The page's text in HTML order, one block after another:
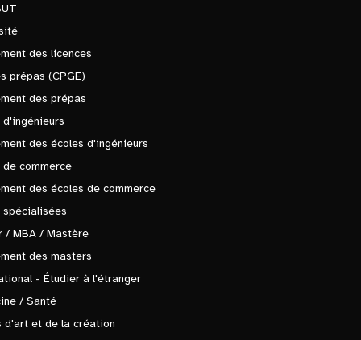
des licences
prépas (CPGE)
des prépas
d'ingénieurs
des écoles d'ingénieurs
de commerce
des écoles de commerce
spécialisées
/ MBA / Mastère
des masters
- Étudier à l'étranger
/ Santé
d'art et de la création